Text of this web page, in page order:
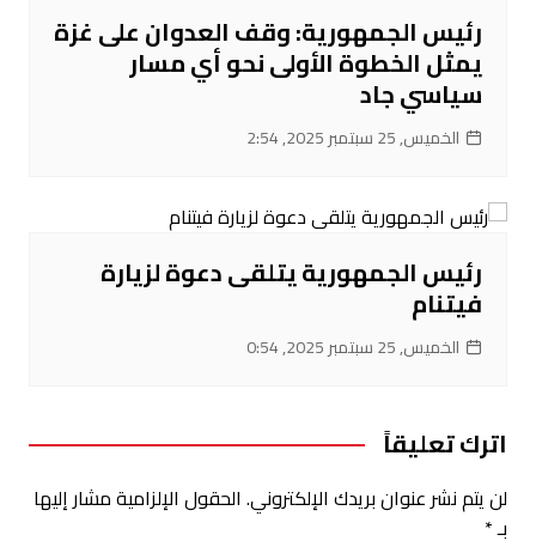
رئيس الجمهورية: وقف العدوان على غزة
يمثل الخطوة الأولى نحو أي مسار
سياسي جاد
الخميس, 25 سبتمبر 2025, 2:54
رئيس الجمهورية يتلقى دعوة لزيارة
فيتنام
الخميس, 25 سبتمبر 2025, 0:54
اترك تعليقاً
لن يتم نشر عنوان بريدك الإلكتروني. الحقول الإلزامية مشار إليها
بـ*